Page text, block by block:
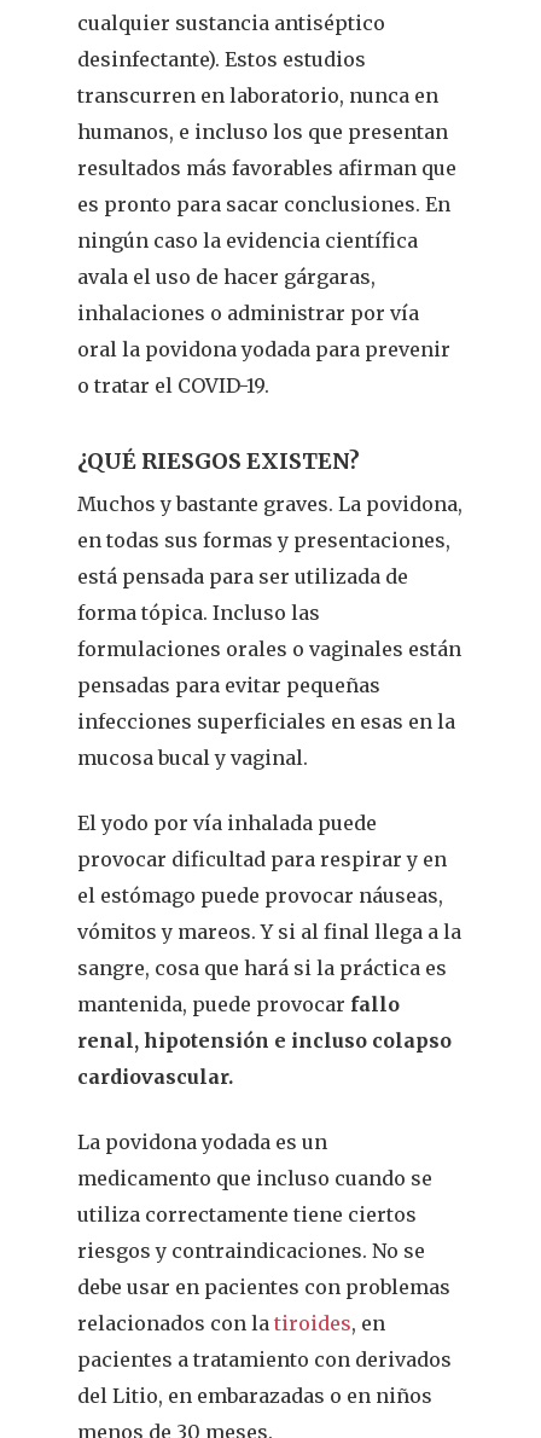
cualquier sustancia antiséptico
desinfectante). Estos estudios
transcurren en laboratorio, nunca en
humanos, e incluso los que presentan
resultados más favorables afirman que
es pronto para sacar conclusiones. En
ningún caso la evidencia científica
avala el uso de hacer gárgaras,
inhalaciones o administrar por vía
oral la povidona yodada para prevenir
o tratar el COVID-19.
¿QUÉ RIESGOS EXISTEN?
Muchos y bastante graves. La povidona,
en todas sus formas y presentaciones,
está pensada para ser utilizada de
forma tópica. Incluso las
formulaciones orales o vaginales están
pensadas para evitar pequeñas
infecciones superficiales en esas en la
mucosa bucal y vaginal.
El yodo por vía inhalada puede
provocar dificultad para respirar y en
el estómago puede provocar náuseas,
vómitos y mareos. Y si al final llega a la
sangre, cosa que hará si la práctica es
mantenida, puede provocar fallo
renal, hipotensión e incluso colapso
cardiovascular.
La povidona yodada es un
medicamento que incluso cuando se
utiliza correctamente tiene ciertos
riesgos y contraindicaciones. No se
debe usar en pacientes con problemas
relacionados con latiroides, en
pacientes a tratamiento con derivados
del Litio, en embarazadas o en niños
menos de 30 meses.